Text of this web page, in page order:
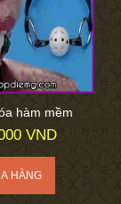
hàm mềm
VND